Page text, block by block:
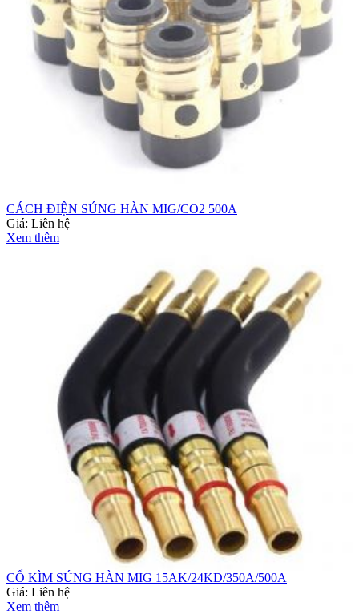
CÁCH ĐIỆN SÚNG HÀN MIG/CO2 500A
Giá: Liên hệ
Xem thêm
CỔ KÌM SÚNG HÀN MIG 15AK/24KD/350A/500A
Giá: Liên hệ
Xem thêm